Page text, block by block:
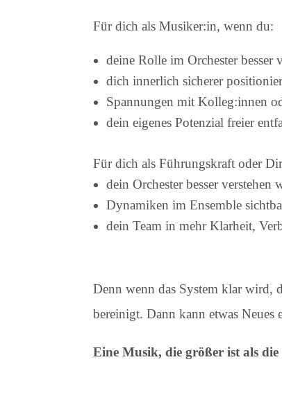
Für dich als Musiker:in, wenn du:
deine Rolle im Orchester besser
dich innerlich sicherer
Spannungen mit Kolleg:innen
dein eigenes Potenzial freier
Für dich als Führungskraft oder
dein Orchester besser verstehen
Dynamiken im Ensemble
dein Team in mehr Klarheit,
Denn wenn das System klar wird,
bereinigt. Dann kann etwas Neues
Eine Musik, die größer ist als die